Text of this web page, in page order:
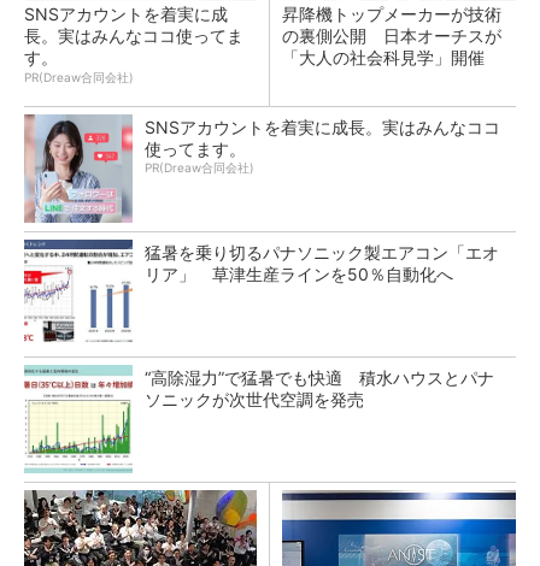
SNSアカウントを着実に成
長。実はみんなココ使ってま
す。
PR(Dreaw合同会社)
昇降機トップメーカーが技術
の裏側公開 日本オーチスが
「大人の社会科見学」開催
SNSアカウントを着実に成長。実はみんなココ
使ってます。
PR(Dreaw合同会社)
猛暑を乗り切るパナソニック製エアコン「エオ
リア」 草津生産ラインを50％自動化へ
“高除湿力”で猛暑でも快適 積水ハウスとパナ
ソニックが次世代空調を発売